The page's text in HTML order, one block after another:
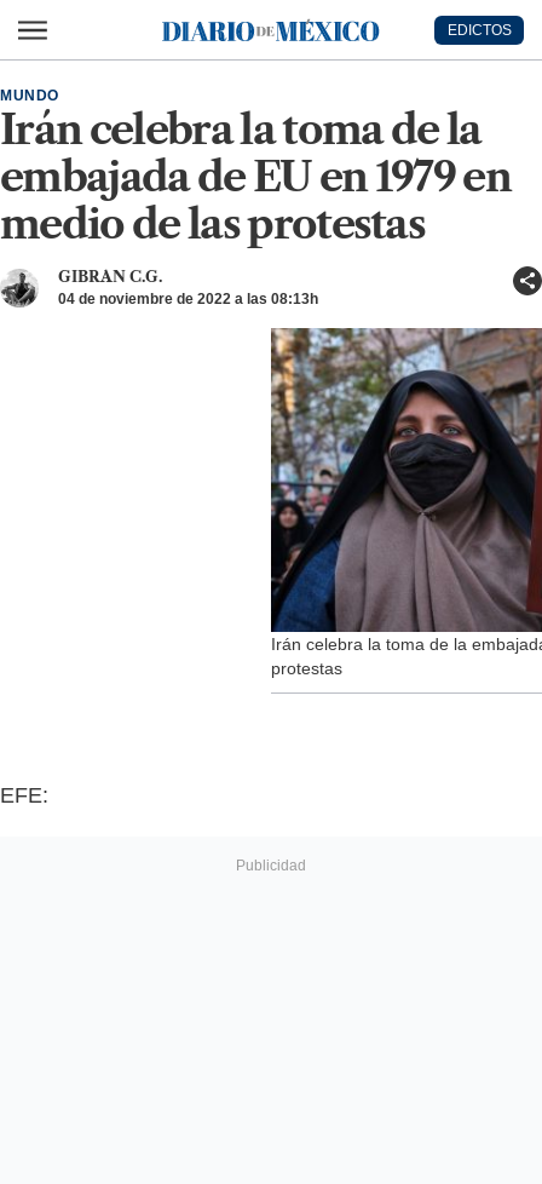
Diario de México
EDICTOS
Irán celebra la toma de la
embajada de EU en 1979 en
medio de las protestas
MUNDO
GIBRAN C.G.
04 de noviembre de 2022 a las 08:13h
Irán celebra la toma de la
protestas
EFE: